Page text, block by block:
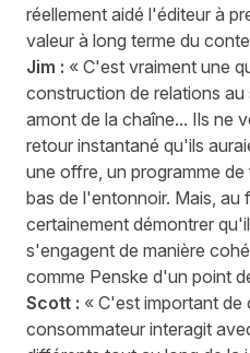
réellement aidé l'éditeur à
valeur à long terme du
Jim : « C'est vraiment une
construction de relations
amont de la chaîne... Ils ne
retour instantané qu'ils
une offre, un programme
bas de l'entonnoir. Mais, au
certainement démontrer
s'engagent de manière
comme Penske d'un point
Scott : « C'est important de
consommateur interagit